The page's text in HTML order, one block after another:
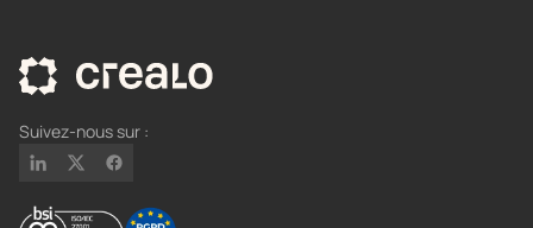
Suivez-nous sur :